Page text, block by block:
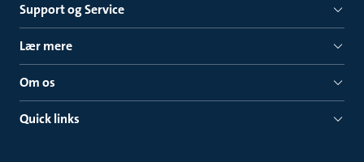
Support og Service
Lær mere
Om os
Quick links